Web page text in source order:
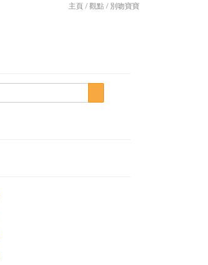
主頁/觀點/ 別吻寶寶